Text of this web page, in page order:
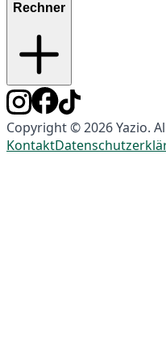
Rechner
Copyright © 2026 Yazio.
Kontakt